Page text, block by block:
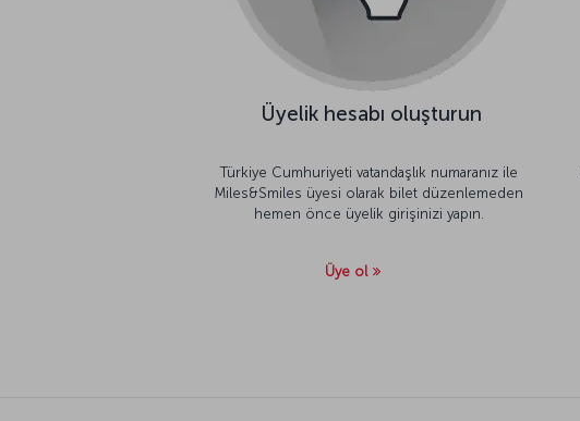
Üyelik hesabı oluşturun
Türkiye Cumhuriyeti vatandaşlık numaranız ile
Miles&Smiles üyesi olarak bilet düzenlemeden
hemen önce üyelik girişinizi yapın.
Üye ol